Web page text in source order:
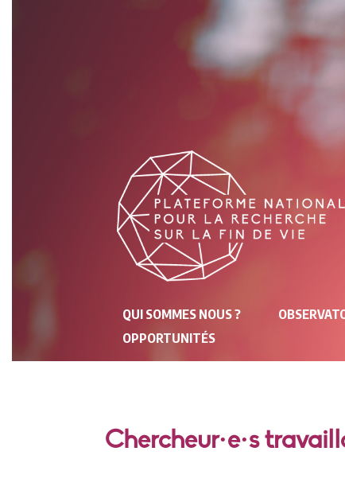
NAVIGATION
PRINCIPALE
QUI SOMMES NOUS ?
OPPORTUNITÉS
Chercheur·e·s